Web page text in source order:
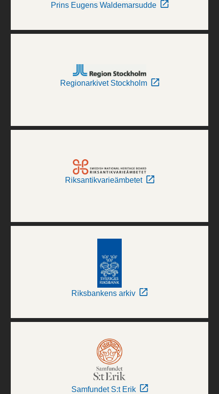
Prins Eugens Waldemarsudde
Regionarkivet Stockholm
Riksantikvarieämbetet
Riksbankens arkiv
Samfundet S:t Erik